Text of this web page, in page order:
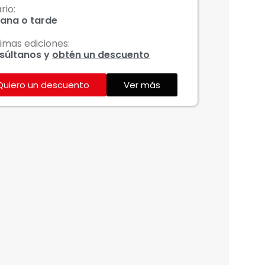
o tarde
ediciones:
y obtén un descuento
un descuento Ver más